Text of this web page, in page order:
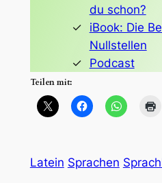
du schon?
iBook: Die
Nullstellen
Podcast
Teilen mit:
Latein Sprachen